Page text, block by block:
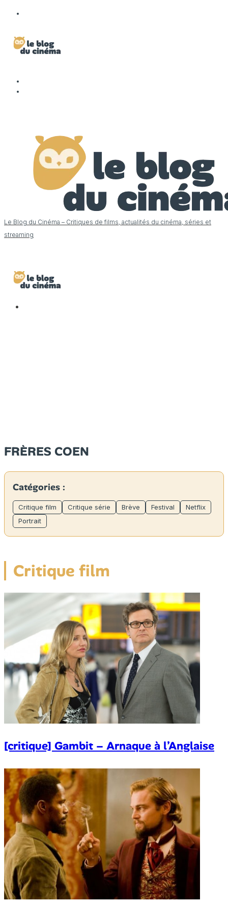
Le Blog du Cinéma – Critiques de films, actualités du cinéma, séries et
streaming
FRÈRES COEN
Catégories :
Critique film Critique série Brève Festival
Netflix
Portrait
Critique film
[critique] Gambit – Arnaque à l’Anglaise